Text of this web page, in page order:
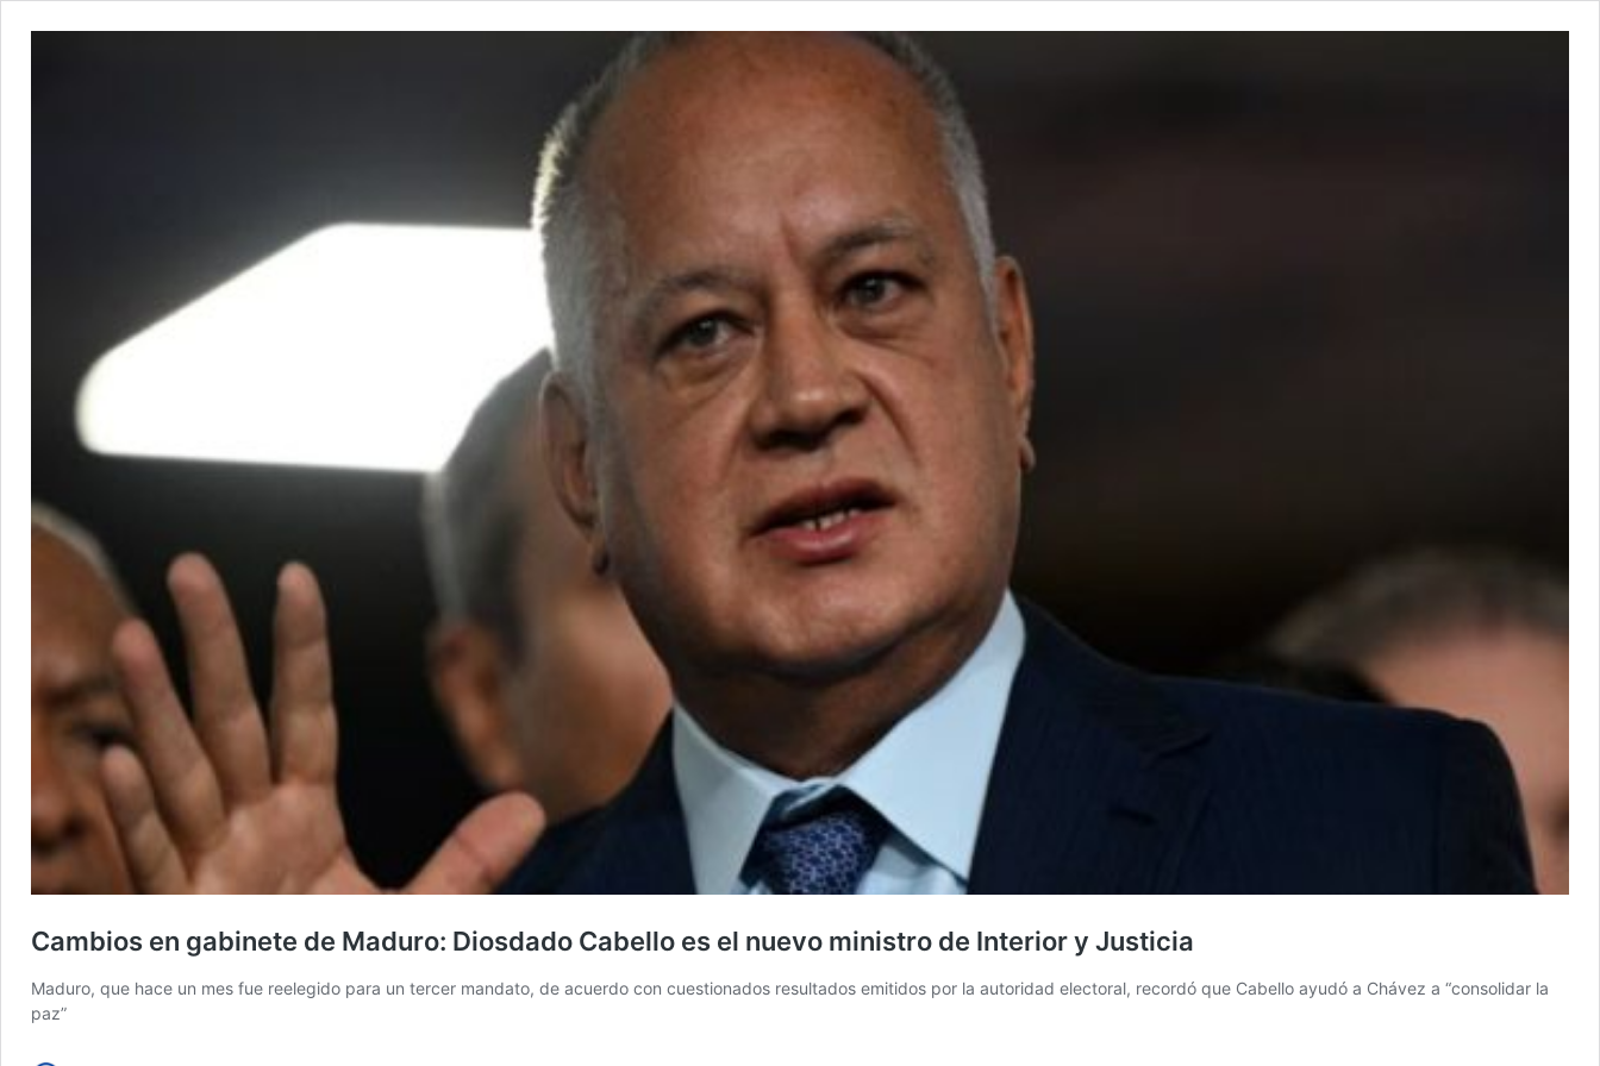
Cambios en gabinete de Maduro: Diosdado Cabello es el nuevo ministro de Interior y Justicia
Maduro, que hace un mes fue reelegido para un tercer mandato, de acuerdo con cuestionados resultados emitidos por la autoridad electoral, recordó que Cabello ayudó a Chávez a “consolidar la
paz”